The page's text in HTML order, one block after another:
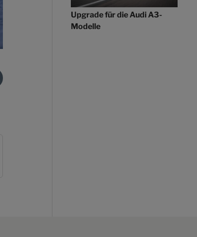
Upgrade für die Audi A3-
Modelle